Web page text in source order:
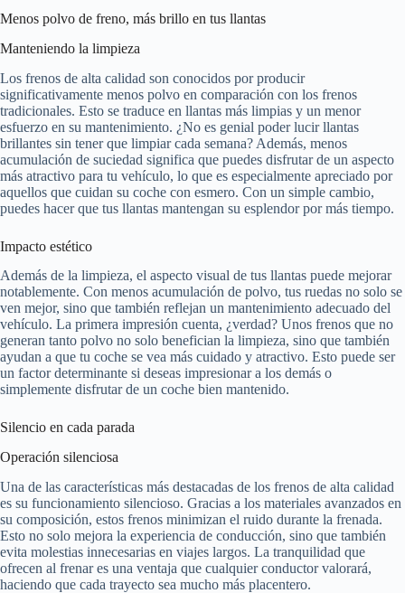
Menos polvo de freno, más brillo en tus llantas
Manteniendo la limpieza
Los frenos de alta calidad son conocidos por producir
significativamente menos polvo en comparación con los frenos
tradicionales. Esto se traduce en llantas más limpias y un menor
esfuerzo en su mantenimiento. ¿No es genial poder lucir llantas
brillantes sin tener que limpiar cada semana? Además, menos
acumulación de suciedad significa que puedes disfrutar de un aspecto
más atractivo para tu vehículo, lo que es especialmente apreciado por
aquellos que cuidan su coche con esmero. Con un simple cambio,
puedes hacer que tus llantas mantengan su esplendor por más tiempo.
Impacto estético
Además de la limpieza, el aspecto visual de tus llantas puede mejorar
notablemente. Con menos acumulación de polvo, tus ruedas no solo se
ven mejor, sino que también reflejan un mantenimiento adecuado del
vehículo. La primera impresión cuenta, ¿verdad? Unos frenos que no
generan tanto polvo no solo benefician la limpieza, sino que también
ayudan a que tu coche se vea más cuidado y atractivo. Esto puede ser
un factor determinante si deseas impresionar a los demás o
simplemente disfrutar de un coche bien mantenido.
Silencio en cada parada
Operación silenciosa
Una de las características más destacadas de los frenos de alta calidad
es su funcionamiento silencioso. Gracias a los materiales avanzados en
su composición, estos frenos minimizan el ruido durante la frenada.
Esto no solo mejora la experiencia de conducción, sino que también
evita molestias innecesarias en viajes largos. La tranquilidad que
ofrecen al frenar es una ventaja que cualquier conductor valorará,
haciendo que cada trayecto sea mucho más placentero.